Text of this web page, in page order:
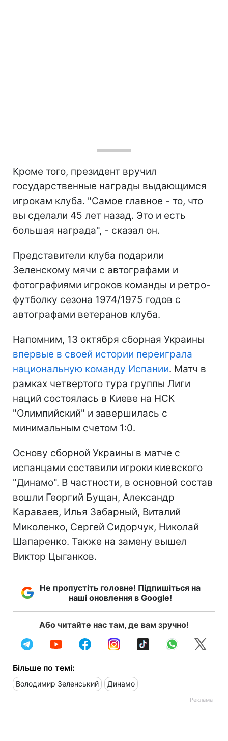
Кроме того, президент вручил
государственные награды выдающимся
игрокам клуба. "Самое главное - то, что
вы сделали 45 лет назад. Это и есть
большая награда", - сказал он.
Представители клуба подарили
Зеленскому мячи с автографами и
фотографиями игроков команды и ретро-
футболку сезона 1974/1975 годов с
автографами ветеранов клуба.
Напомним, 13 октября сборная Украины
впервые в своей истории переиграла
национальную команду Испании. Матч в
рамках четвертого тура группы Лиги
наций состоялась в Киеве на НСК
"Олимпийский" и завершилась с
минимальным счетом 1:0.
Основу сборной Украины в матче с
испанцами составили игроки киевского
"Динамо". В частности, в основной состав
вошли Георгий Бущан, Александр
Караваев, Илья Забарный, Виталий
Миколенко, Сергей Сидорчук, Николай
Шапаренко. Также на замену вышел
Виктор Цыганков.
Не пропустіть головне! Підпишіться на
наші оновлення в Google!
Або читайте нас там, де вам зручно!
Більше по темі:
Володимир Зеленський Динамо